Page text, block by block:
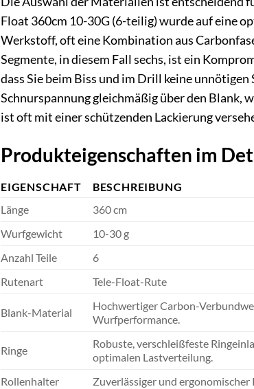
Float 360cm 10-30G (6-teilig) wurde auf eine
Werkstoff, oft eine Kombination aus
Segmente, in diesem Fall sechs, ist ein
dass Sie beim Biss und im Drill keine
Schnurspannung gleichmäßig über den Blank,
ist oft mit einer schützenden Lackierung
Produkteigenschaften im
EIGENSCHAFT
BESCHREIBUNG
Länge
360 cm
Wurfgewicht
10-30 g
Anzahl Teile
6
Rutenart
Tele-Float-Rute
Blank-Material
Hochwertiger Carbon-
Wurfperformance.
Ringe
Robuste, verschleißfeste
optimalen Lastverteilung.
Rollenhalter
Zuverlässiger und